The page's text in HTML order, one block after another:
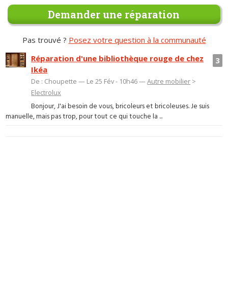
Demander une réparation
Pas trouvé ? Posez votre question à la communauté
3
Réparation d'une bibliothèque rouge de chez
Ikéa
De : Choupette — Le 25 Fév - 10h46 —Autre mobilier >
Electrolux
Bonjour, J'ai besoin de vous, bricoleurs et bricoleuses. Je suis
manuelle, mais pas trop, pour tout ce qui touche la ...